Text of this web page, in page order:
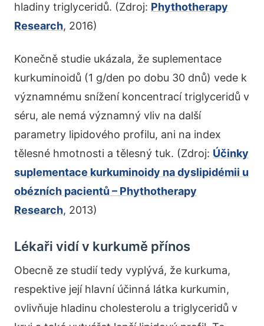
hladiny triglyceridů. (Zdroj: Phythotherapy
Research, 2016)
Konečně studie ukázala, že suplementace
kurkuminoidů (1 g/den po dobu 30 dnů) vede k
významnému snížení koncentrací triglyceridů v
séru, ale nemá významný vliv na další
parametry lipidového profilu, ani na index
tělesné hmotnosti a tělesný tuk. (Zdroj: Účinky
suplementace kurkuminoidy na dyslipidémii u
obézních pacientů – Phythotherapy
Research, 2013)
Lékaři vidí v kurkumě přínos
Obecně ze studií tedy vyplývá, že kurkuma,
respektive její hlavní účinná látka kurkumin,
ovlivňuje hladinu cholesterolu a triglyceridů v